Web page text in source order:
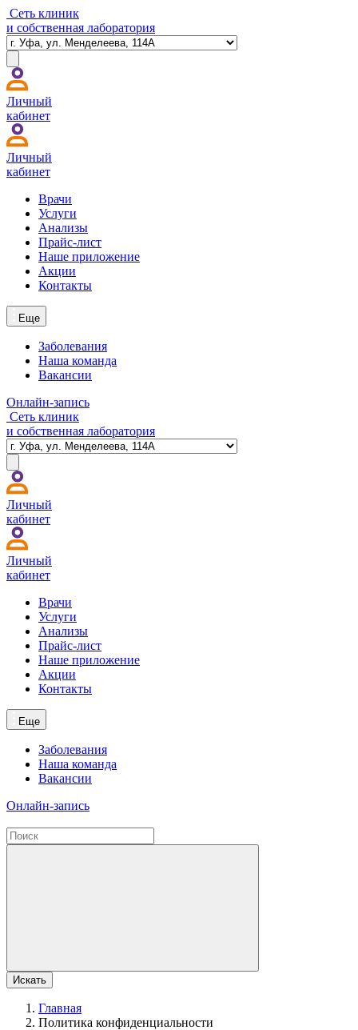
Сеть клиник
и собственная лаборатория
Личный
кабинет
Личный
кабинет
Врачи
Услуги
Анализы
Прайс-лист
Наше приложение
Акции
Контакты
Еще
Заболевания
Наша команда
Вакансии
Онлайн-запись
Сеть клиник
и собственная лаборатория
Личный
кабинет
Личный
кабинет
Врачи
Услуги
Анализы
Прайс-лист
Наше приложение
Акции
Контакты
Еще
Заболевания
Наша команда
Вакансии
Онлайн-запись
Искать
Главная
Политика конфиденциальности